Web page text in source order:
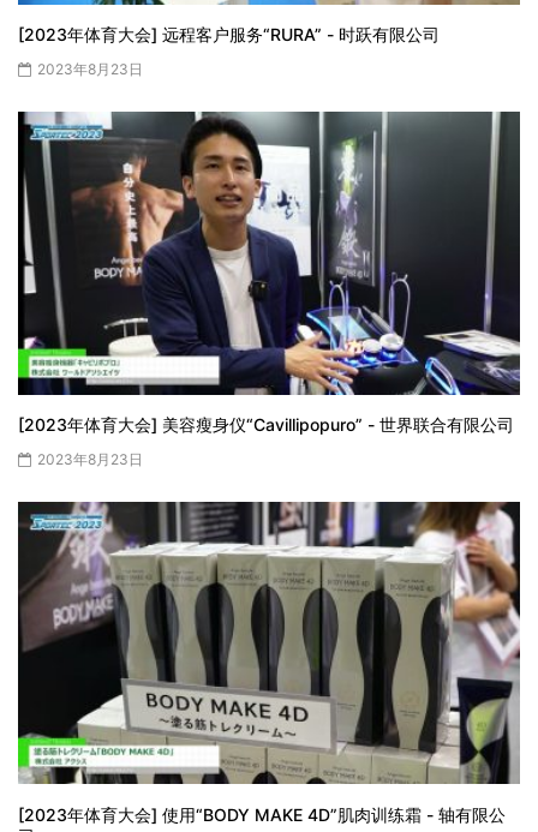
[2023年体育大会] 远程客户服务“RURA” - 时跃有限公司
2023年8月23日
[2023年体育大会] 美容瘦身仪“Cavillipopuro” - 世界联合有限公司
2023年8月23日
[2023年体育大会] 使用“BODY MAKE 4D”肌肉训练霜 - 轴有限公